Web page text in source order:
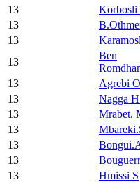
13 Korbosli
13
13
13
Ben
13
Agrebi O
13
Nagga
13
Mrabet.
13
13
13
13
Hmissi S